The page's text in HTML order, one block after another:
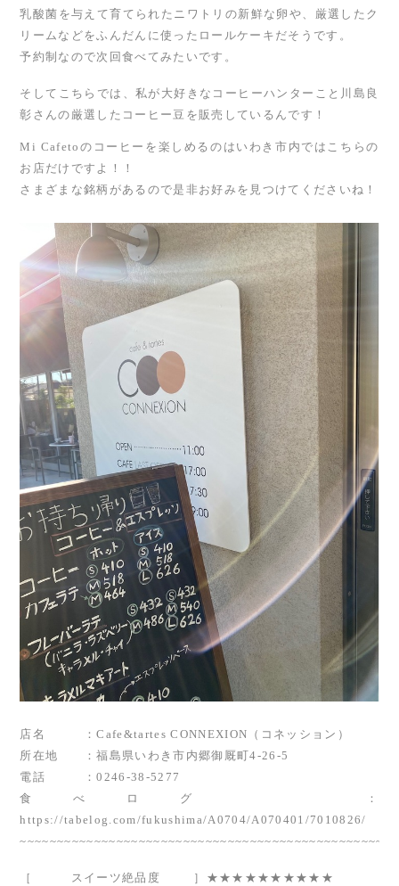
乳酸菌を与えて育てられたニワトリの新鮮な卵や、厳選したク
リームなどをふんだんに使ったロールケーキだそうです。
予約制なので次回食べてみたいです。
そしてこちらでは、私が大好きなコーヒーハンターこと川島良
彰さんの厳選したコーヒー豆を販売しているんです！
Mi Cafetoのコーヒーを楽しめるのはいわき市内ではこちらの
お店だけですよ！！
さまざまな銘柄があるので是非お好みを見つけてくださいね！
店名 ：Cafe&tartes CONNEXION（コネッション）
所在地 ：福島県いわき市内郷御厩町4-26-5
電話 ：0246-38-5277
食べログ
：
https://tabelog.com/fukushima/A0704/A070401/7010826/
［ スイーツ絶品度 ］★★★★★★★★★★